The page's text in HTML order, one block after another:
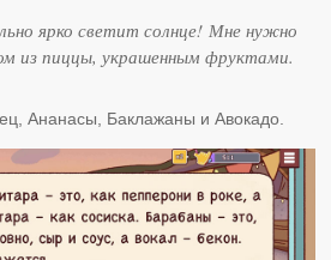
ярко светит солнце! Мне нужно
из пиццы, украшенным фруктами.
Ананасы, Баклажаны и Авокадо.